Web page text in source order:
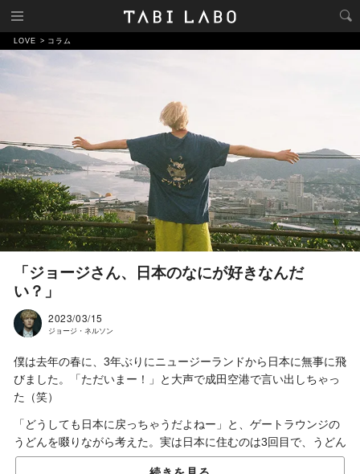
LOVE コラム
「ジョージさん、日本のなにが好きなんだ
い？」
2023/03/15
ジョージ・ネルソン
僕は去年の春に、3年ぶりにニュージーランドから日本に無事に飛
びました。「ただいまー！」と大声で成田空港で言い出しちゃっ
た（笑）
「どうしても日本に戻っちゃうだよねー」と、ゲートラウンジの
うどんを啜りながら考えた。実は日本に住むのは3回目で、うどん
を啜るの1万回目。と言うことはね、日本がめっちゃ好きなんじゃ